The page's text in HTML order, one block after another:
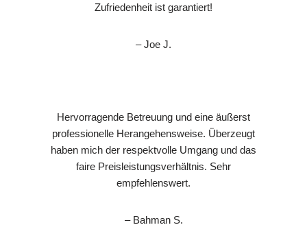
Zufriedenheit ist garantiert!
– Joe J.
Hervorragende Betreuung und eine äußerst
professionelle Herangehensweise. Überzeugt
haben mich der respektvolle Umgang und das
faire Preisleistungsverhältnis. Sehr
empfehlenswert.
– Bahman S.